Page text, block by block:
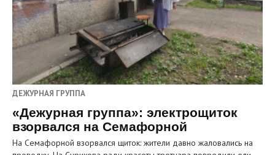
ДЕЖУРНАЯ ГРУППА
«Дежурная группа»: электрощиток
взорвался на Семафорной
На Семафорной взорвался щиток: жители давно жаловались на